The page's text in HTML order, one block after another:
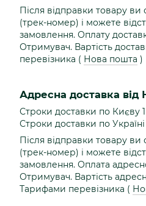
Після відправки товару
(трек-номер) і можете
замовлення. Оплату
Отримувач. Вартість
перевізника ( Нова пошта )
Адресна доставка від
Строки доставки по Києву
Строки доставки по Україні
Після відправки товару
(трек-номер) і можете
замовлення. Оплата
Отримувач. Вартість
Тарифами перевізника (